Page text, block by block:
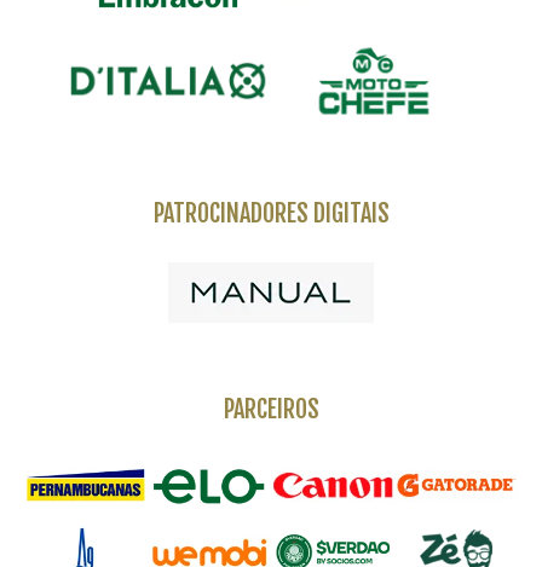
PATROCINADORES DIGITAIS
PARCEIROS